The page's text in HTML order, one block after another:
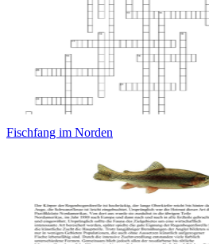
Fischfang im Norden